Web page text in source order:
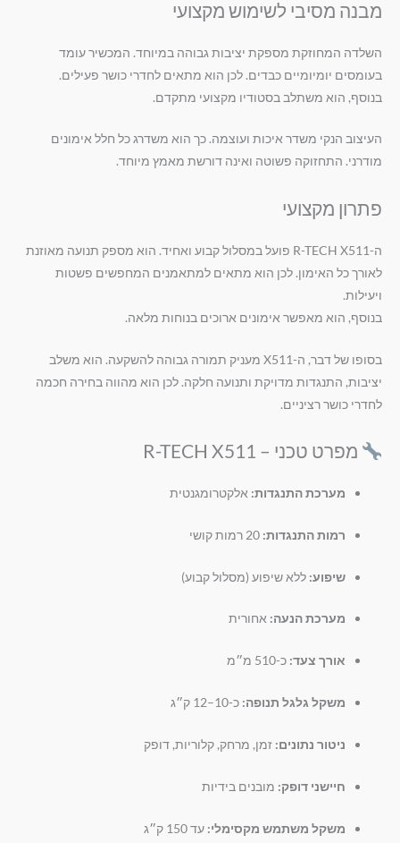
מבנה מסיבי לשימוש מקצועי
השלדה המחוזקת מספקת יציבות גבוהה במיוחד. המכשיר עומד
בעומסים יומיומיים כבדים. לכן הוא מתאים לחדרי כושר פעילים.
בנוסף, הוא משתלב בסטודיו מקצועי מתקדם.
העיצוב הנקי משדר איכות ועוצמה. כך הוא משדרג כל חלל אימונים
מודרני. התחזוקה פשוטה ואינה דורשת מאמץ מיוחד.
פתרון מקצועי
ה-R-TECH X511 פועל במסלול קבוע ואחיד. הוא מספק תנועה מאוזנת
לאורך כל האימון. לכן הוא מתאים למתאמנים המחפשים פשטות
ויעילות.
בנוסף, הוא מאפשר אימונים ארוכים בנוחות מלאה.
בסופו של דבר, ה-X511 מעניק תמורה גבוהה להשקעה. הוא משלב
יציבות, התנגדות מדויקת ותנועה חלקה. לכן הוא מהווה בחירה חכמה
לחדרי כושר רציניים.
מפרט טכני – R-TECH X511
מערכת התנגדות: אלקטרומגנטית
רמות התנגדות: 20 רמות קושי
שיפוע: ללא שיפוע (מסלול קבוע)
מערכת הנעה: אחורית
אורך צעד: כ-510 מ״מ
משקל גלגל תנופה: כ-10–12 ק״ג
ניטור נתונים: זמן, מרחק, קלוריות, דופק
חיישני דופק: מובנים בידיות
משקל משתמש מקסימלי: עד 150 ק״ג